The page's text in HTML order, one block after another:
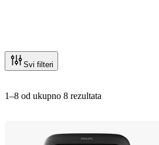
Svi filteri
1–8 od ukupno 8 rezultata